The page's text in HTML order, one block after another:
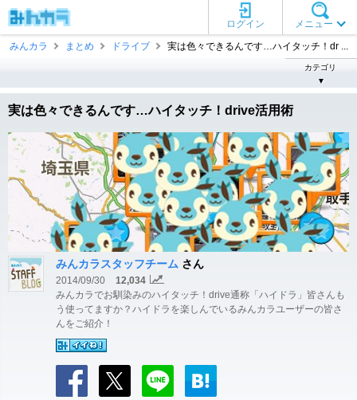
メニュー
ログイン
みんカラ
まとめ ドライブ 実は色々できるんです…ハイタッチ！dr ...
カテゴリ
▼
実は色々できるんです…ハイタッチ！drive活用術
みんカラスタッフチーム さん
2014/09/30
12,034
みんカラでお馴染みのハイタッチ！drive通称「ハイドラ」皆さんも
う使ってますか？ハイドラを楽しんでいるみんカラユーザーの皆さ
んをご紹介！